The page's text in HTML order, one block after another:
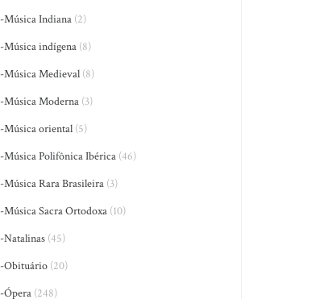
-Música Indiana (2)
-Música indígena (8)
-Música Medieval (8)
-Música Moderna (3)
-Música oriental (5)
-Música Polifônica Ibérica (46)
-Música Rara Brasileira (3)
-Música Sacra Ortodoxa (10)
-Natalinas (45)
-Obituário (20)
-Ópera (248)